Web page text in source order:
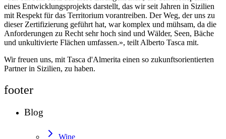
eines Entwicklungsprojekts darstellt, das wir seit Jahren in Sizilien
mit Respekt für das Territorium vorantreiben. Der Weg, der uns zu
dieser Zertifizierung geführt hat, war komplex und mühsam, da die
Anforderungen zu Recht sehr hoch sind und Wälder, Seen, Bäche
und unkultivierte Flächen umfassen.», teilt Alberto Tasca mit.
Wir freuen uns, mit Tasca d'Almerita einen so zukunftsorientierten
Partner in Sizilien, zu haben.
footer
Blog
Wine